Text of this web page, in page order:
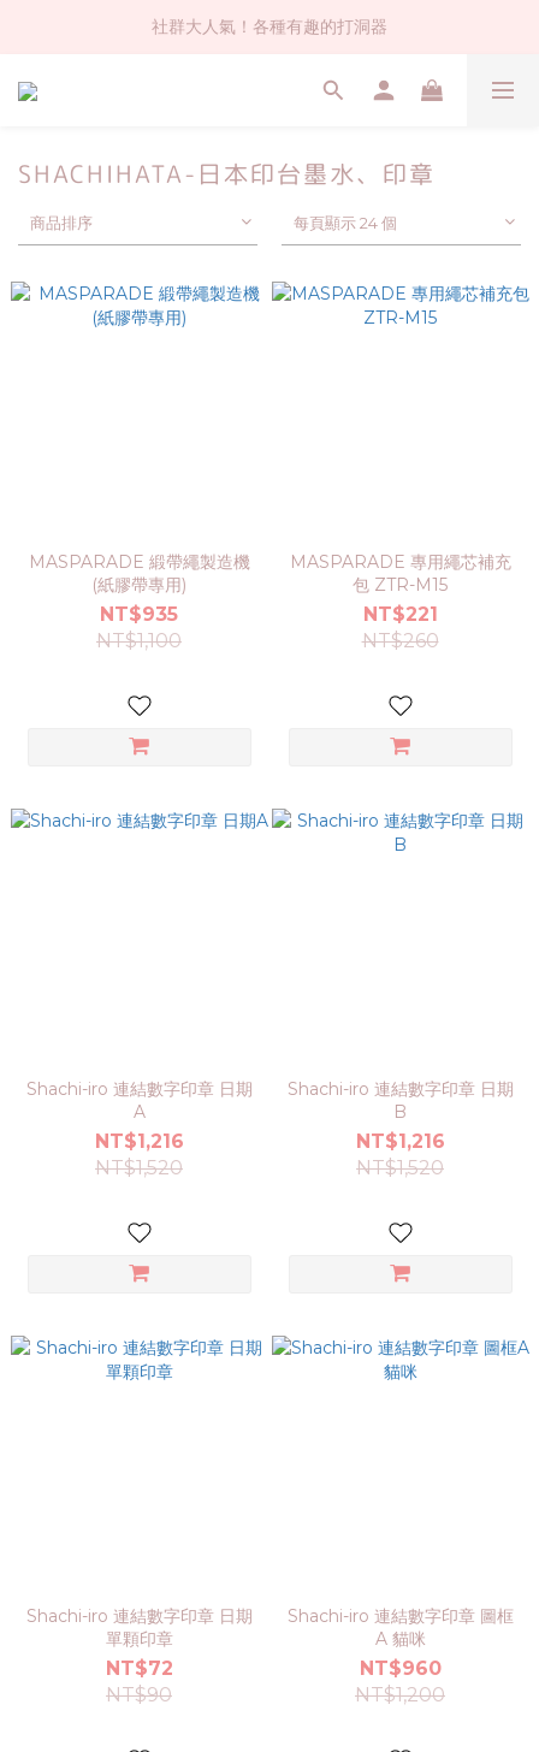
社群大人氣！各種有趣的打洞器
社群大人氣！各種有趣的打洞器
超值$59人氣日本製貼紙！還不買爆
社群大人氣！各種有趣的打洞器
SHACHIHATA-日本印台墨水、印章
商品排序 每頁顯示 24 個
MASPARADE 緞帶繩製造機
(紙膠帶專用)
NT$935
NT$1,100
MASPARADE 專用繩芯補充
包 ZTR-M15
NT$221
NT$260
Shachi-iro 連結數字印章 日期
A
NT$1,216
NT$1,520
Shachi-iro 連結數字印章 日期
B
NT$1,216
NT$1,520
Shachi-iro 連結數字印章 日期
單顆印章
NT$72
NT$90
Shachi-iro 連結數字印章 圖框
A 貓咪
NT$960
NT$1,200